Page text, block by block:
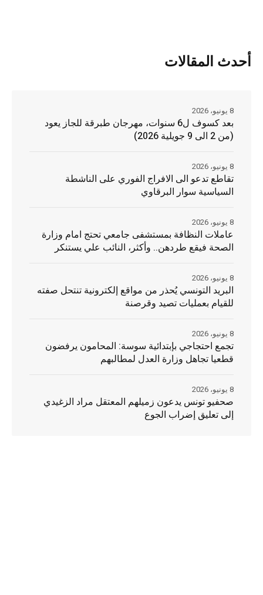
أحدث المقالات
بعد كسوف ل6 سنوات، مهرجان طبرقة للجاز يعود
(من 2 الى 9 جويلية 2026)
8 يونيو، 2026
تقاطع تدعو الى الافراج الفوري على الناشطة
السياسية سوار البرقاوي
8 يونيو، 2026
عاملات النظافة بمستشفى جامعي تحتج امام وزارة
الصحة فيقع طردهن.. وأكثر، النائب علي يستنكر
8 يونيو، 2026
البريد التونسي يُحذر من مواقع إلكترونية تنتحل صفته
للقيام بعمليات تصيد وقرصنة
8 يونيو، 2026
تجمع احتجاجي بإبتدائية سوسة: المحامون يرفضون
قطعيا تجاهل وزارة العدل لمطالبهم
8 يونيو، 2026
صحفيو تونس يدعون زميلهم المعتقل مراد الزغيدي
إلى تعليق إضراب الجوع
8 يونيو، 2026